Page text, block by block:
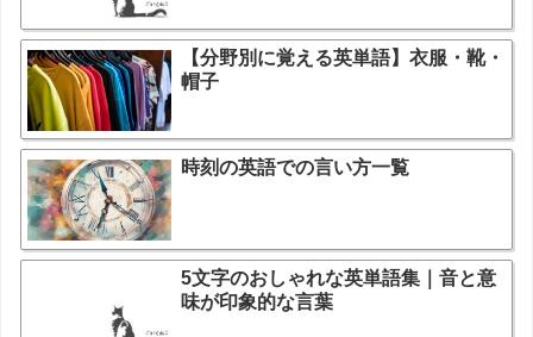
【分野別に覚える英単語】衣服・靴・
帽子
時刻の英語での言い方一覧
5文字のおしゃれな英単語集｜音と意
味が印象的な言葉